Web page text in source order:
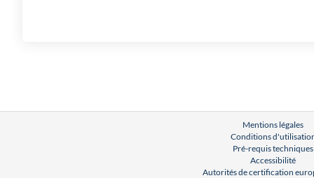
Mentions légales
Conditions
Pré-requis techniques
Accessibilité
Autorités de certification